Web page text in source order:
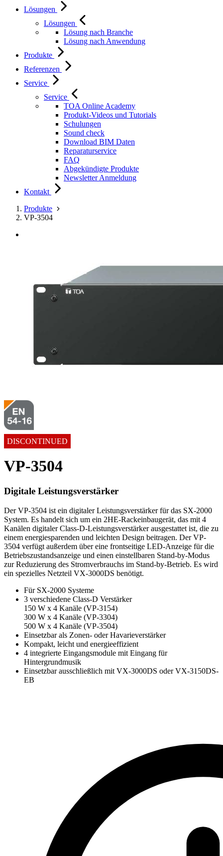
Lösungen
Lösungen
Lösung nach Branche
Lösung nach Anwendung
Produkte
Referenzen
Service
Service
TOA Online Academy
Produkt-Videos und Tutorials
Schulungen
Sound check
Download BIM Daten
Reparaturservice
FAQ
Abgekündigte Produkte
Newsletter Anmeldung
Kontakt
Produkte
VP-3504
DISCONTINUED
VP-3504
Digitale Leistungsverstärker
Der VP-3504 ist ein digitaler Leistungsverstärker für das SX-2000
System. Es handelt sich um ein 2HE-Rackeinbaugerät, das mit 4
Kanälen digitaler Class-D-Leistungsverstärker ausgestattet ist, die zu
einem energiesparenden und leichten Design beitragen. Der VP-
3504 verfügt außerdem über eine frontseitige LED-Anzeige für die
Betriebszustandsanzeige und einen einstellbaren Stand-by-Modus
zur Reduzierung des Stromverbrauchs im Stand-by-Betrieb. Es wird
ein spezielles Netzteil VX-3000DS benötigt.
Für SX-2000 Systeme
3 verschiedene Class-D Verstärker
150 W x 4 Kanäle (VP-3154)
300 W x 4 Kanäle (VP-3304)
500 W x 4 Kanäle (VP-3504)
Einsetzbar als Zonen- oder Havarieverstärker
Kompakt, leicht und energieeffizient
4 integrierte Eingangsmodule mit Eingang für
Hintergrundmusik
Einsetzbar ausschließlich mit VX-3000DS oder VX-3150DS-
EB